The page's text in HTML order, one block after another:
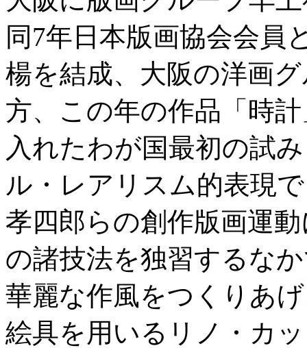
同7年日本版画協会会員
楊を結成、大阪の洋画
方、この年の作品「時
入れたわが国最初の試
ル・レアリスム的表現
孝四郎らの創作版画運
の諸技法を独習するな
華麗な作風をつくりあ
絵具を用いるリノ・カ